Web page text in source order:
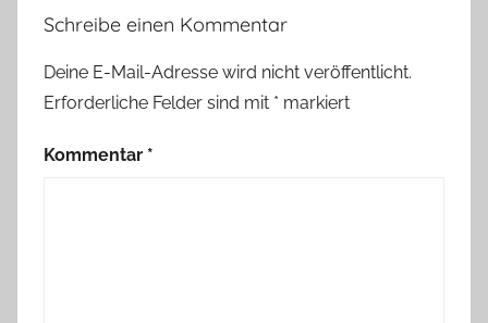
Schreibe einen Kommentar
Deine E-Mail-Adresse wird nicht veröffentlicht.
Erforderliche Felder sind mit * markiert
Kommentar *